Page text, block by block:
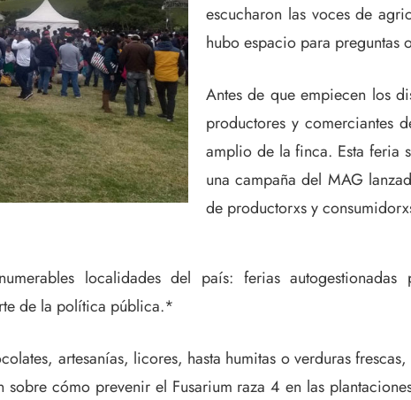
escucharon las voces de
hubo espacio para preguntas
Antes de que empiecen los
productores y comerciantes
amplio de la finca. Esta feria
una campaña del MAG
de productorxs y
localidades del país: ferias
de la política pública.*
artesanías, licores, hasta humitas o verduras
cómo prevenir el Fusarium raza 4 en las